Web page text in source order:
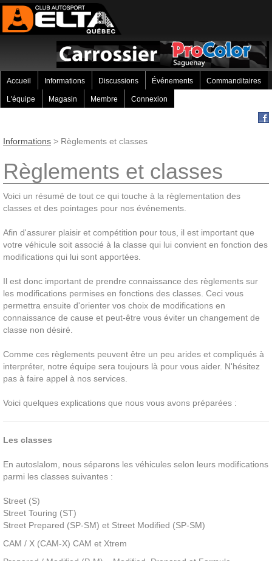
Accueil Informations Discussions Événements Commanditaires
L'équipe Magasin Membre Connexion
Informations > Règlements et classes
Règlements et classes
Voici un résumé de tout ce qui touche à la règlementation des
classes et des pointages pour nos événements.
Afin d'assurer plaisir et compétition pour tous, il est important que
votre véhicule soit associé à la classe qui lui convient en fonction des
modifications qui lui sont apportées.
Il est donc important de prendre connaissance des règlements sur
les modifications permises en fonctions des classes. Ceci vous
permettra ensuite d'orienter vos choix de modifications en
connaissance de cause et peut-être vous éviter un changement de
classe non désiré.
Comme ces règlements peuvent être un peu arides et compliqués à
interpréter, notre équipe sera toujours là pour vous aider. N'hésitez
pas à faire appel à nos services.
Voici quelques explications que nous vous avons préparées :
Les classes
En autoslalom, nous séparons les véhicules selon leurs modifications
parmi les classes suivantes :
Street (S)
Street Touring (ST)
Street Prepared (SP-SM) et Street Modified (SP-SM)
CAM / X (CAM-X) CAM et Xtrem